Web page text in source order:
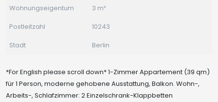
Wohnungseigentum
3 m²
Postleitzahl
10243
Stadt
Berlin
*For English please scroll down* 1-Zimmer Appartement (39 qm)
für 1 Person, moderne gehobene Ausstattung, Balkon. Wohn-,
Arbeits-, Schlafzimmer: 2 Einzelschrank-Klappbetten